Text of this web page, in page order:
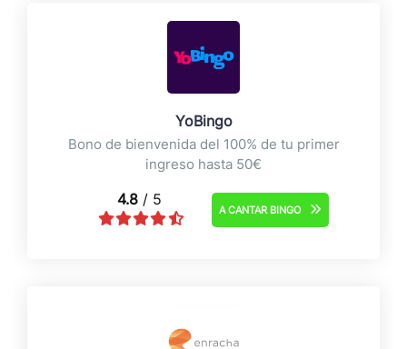
YoBingo
Bono de bienvenida del 100% de tu primer
ingreso hasta 50€
4.8 / 5
A CANTAR BINGO